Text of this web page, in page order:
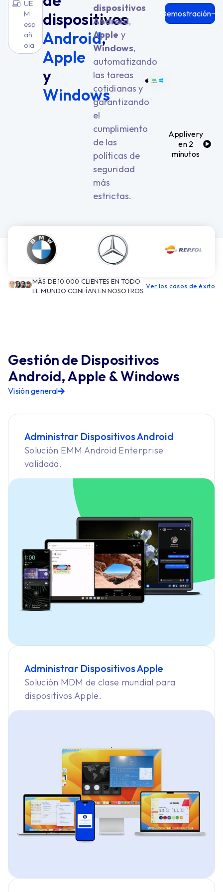
UE
M
esp
añ
ola
dispositivos
Android,
Apple
y
Windows
dispositivos
Android,
Apple y
Windows,
automatizando
las tareas
cotidianas y
garantizando
el
cumplimiento
de las
políticas de
seguridad
más
estrictas.
Demostración
Applivery
en 2
minutos
MÁS DE 10.000 CLIENTES EN TODO
EL MUNDO CONFÍAN EN NOSOTROS.
Ver los casos de éxito
Gestión de Dispositivos
Android, Apple & Windows
Visión general
Administrar Dispositivos Android
Solución EMM Android Enterprise
validada.
Administrar DispositivosApple
Solución MDM de clase mundial para
dispositivos Apple.